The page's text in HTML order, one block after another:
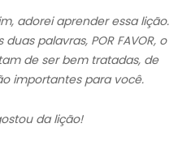
adorei aprender essa lição.
palavras, POR FAVOR, o
de ser bem tratadas, de
importantes para você.
da lição!